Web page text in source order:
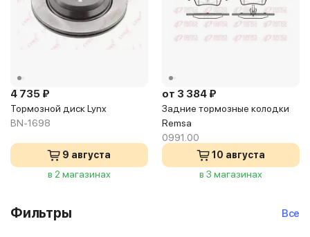
4 735 ₽
Тормозной диск Lynx
BN-1698
9 августа
в 2 магазинах
от 3 384 ₽
Задние тормозные колодки
Remsa
0991.00
10 августа
в 3 магазинах
Фильтры Все